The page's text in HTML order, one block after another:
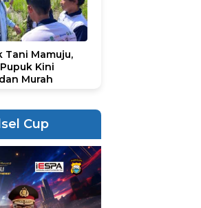
Tani Mamuju,
Kini
Murah
Cup